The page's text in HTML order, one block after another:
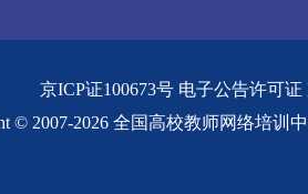
京ICP证100673号 电子公告许可证
© 2007-2026 全国高校教师网络培